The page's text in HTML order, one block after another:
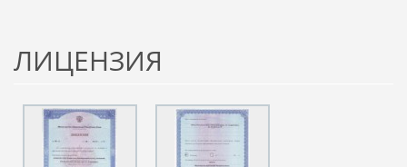
ЛИЦЕНЗИЯ